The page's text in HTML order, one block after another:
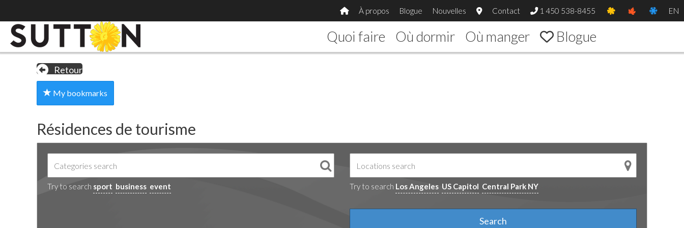
À propos Blogue Nouvelles Contact 1 450 538-8455 EN
Quoi faire Où dormir Où manger Blogue
Retour
My bookmarks
Résidences de tourisme
Try to search sport business event Try to search Los Angeles US Capitol Central Park NY